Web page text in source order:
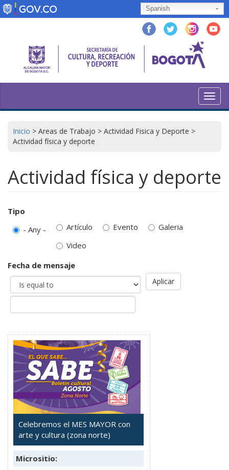
Skip
to
Spanish
Inicio > Areas de Trabajo > Actividad Fisica y Deporte >
Actividad física y deporte
Actividad física y deporte
Tipo
- Any -
Artículo Evento
Galeria
Video
Fecha de mensaje
Aplicar
Celebremos el MES MAYOR con
arte y cultura (zona norte)
Micrositio: